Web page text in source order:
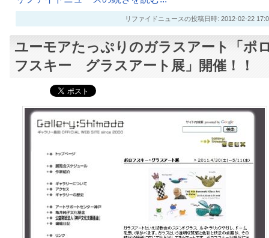
リファイドニュースの投稿日時: 2012-02-22
ユーモアたっぷりのガラスアート「ポ
フスキー グラスアート展」開催！！